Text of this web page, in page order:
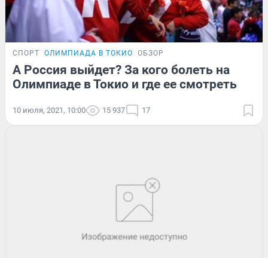
СПОРТ ОЛИМПИАДА В ТОКИО ОБЗОР
А Россия выйдет? За кого болеть на
Олимпиаде в Токио и где ее смотреть
10 июля, 2021, 10:00 15 937 17